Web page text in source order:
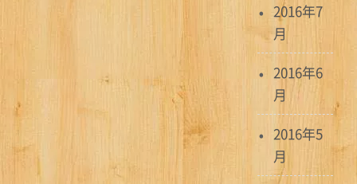
2016年7
月
2016年6
月
2016年5
月